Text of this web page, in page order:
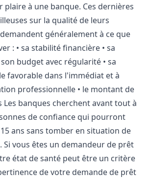
plaire à une banque. Ces dernières
sur la qualité de leurs
généralement à ce que
: • sa stabilité financière • sa
budget avec régularité • sa
favorable dans l'immédiat et à
professionnelle • le montant de
Les banques cherchent avant tout à
de confiance qui pourront
ans sans tomber en situation de
vous êtes un demandeur de prêt
état de santé peut être un critère
de votre demande de prêt